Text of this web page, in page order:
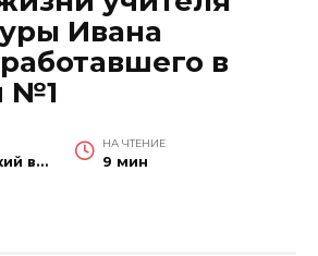
Ивана
в
№1
Красносулинский вестник
НА ЧТЕНИЕ
9 мин